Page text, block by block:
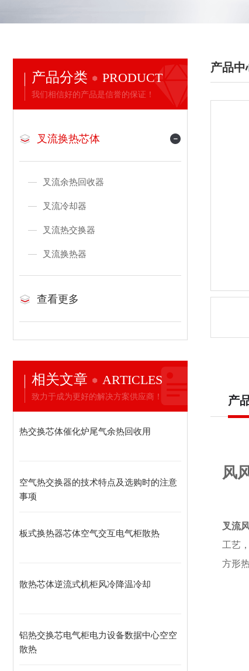
产品分类 PRODUCT
我们相信好的产品是信誉的保证！
叉流换热芯体
叉流余热回收器
叉流冷却器
叉流热交换器
叉流换热器
查看更多
相关文章 ARTICLES
致力于成为更好的解决方案供应商！
热交换芯体催化炉尾气余热回收用
空气热交换器的技术特点及选购时的注意
事项
板式换热器芯体空气交互电气柜散热
散热芯体逆流式机柜风冷降温冷却
铝热交换芯电气柜电力设备数据中心空空
散热
产品中
产
风
叉流
工艺
方形